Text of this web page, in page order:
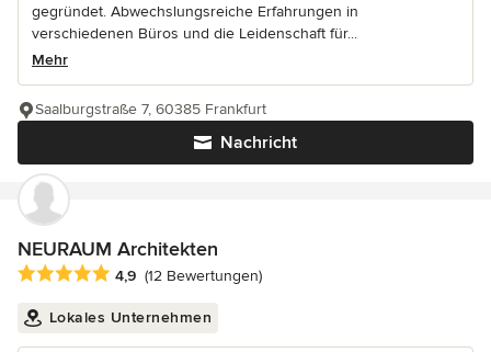
gegründet. Abwechslungsreiche Erfahrungen in
verschiedenen Büros und die Leidenschaft für...
Mehr
Nachricht
Saalburgstraße 7, 60385 Frankfurt
NEURAUM Architekten
Durchschnittliche Bewertung: 4.9 von 5 Sternen
4,9 (12 Bewertungen)
Lokales Unternehmen